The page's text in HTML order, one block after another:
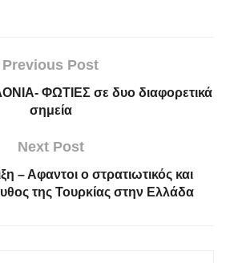
Previous Post
ΦΩΤΙΕΣ σε δυο διαφορετικά
σημεία
Next Post
– Αφαντοι ο στρατιωτικός και
της Τουρκίας στην Ελλάδα